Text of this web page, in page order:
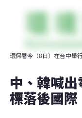
環保署今（8日）在台中舉
中、韓喊出
標落後國際